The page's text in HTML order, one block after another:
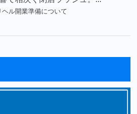
ヘル開業準備について